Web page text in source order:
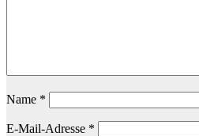
Name *
E-Mail-Adresse *